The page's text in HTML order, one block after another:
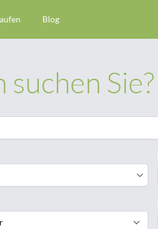
Blog
Sie?